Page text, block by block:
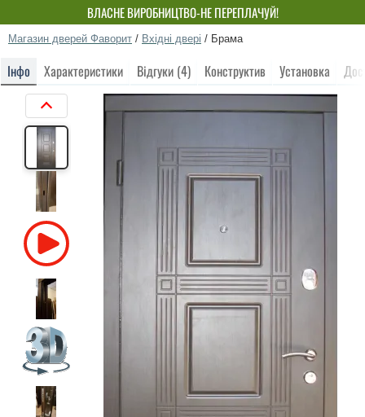
ВЛАСНЕ ВИРОБНИЦТВО-НЕ ПЕРЕПЛАЧУЙ!
Магазин дверей Фаворит / Вхідні двері / Брама
Інфо Характеристики Відгуки (4) Конструктив Установка